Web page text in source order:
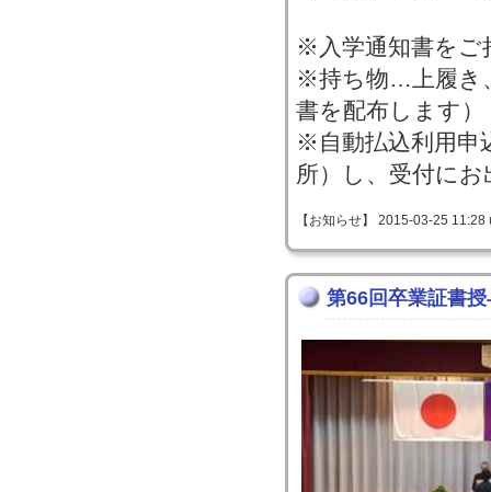
※入学通知書をご
※持ち物…上履き
書を配布します）
※自動払込利用申
所）し、受付に
【お知らせ】 2015-03-25
第66回卒業証書授